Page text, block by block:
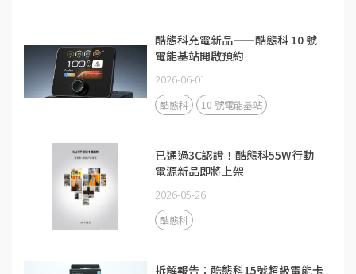
酷態科充電新品——酷態科 10 號
電能基站開啟預約
2026-06-01
酷態科 10 號電能基站
已通過3C認證！酷態科55W行動
電源新品即將上架
2026-05-26
酷態科
拆解報告：酷態科15號超級電能卡